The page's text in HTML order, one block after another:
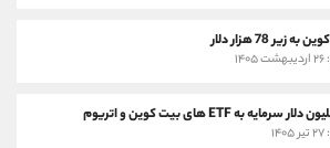
78 هزار دلار